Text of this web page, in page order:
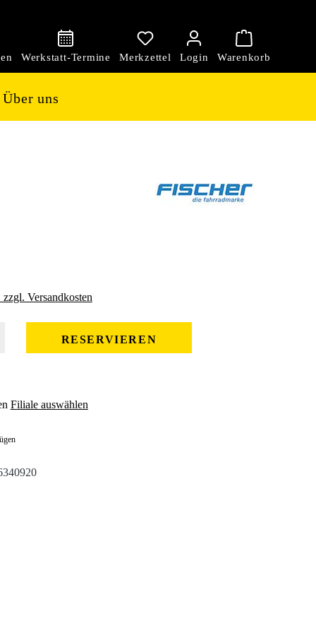
Über uns
Versandkosten
RESERVIEREN
Filiale auswählen